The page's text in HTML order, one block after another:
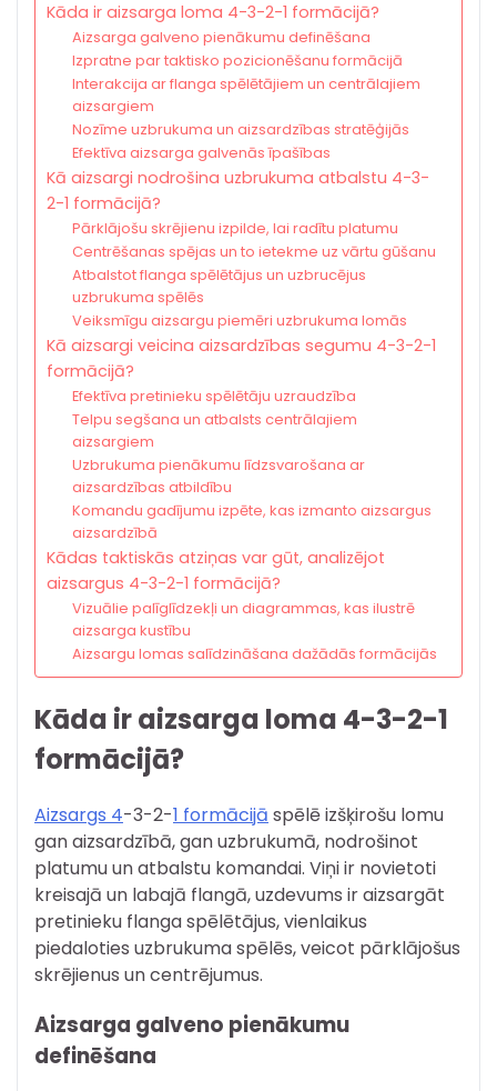
Kāda ir aizsarga loma 4-3-2-1 formācijā?
Aizsarga galveno pienākumu definēšana
Izpratne par taktisko pozicionēšanu formācijā
Interakcija ar flanga spēlētājiem un centrālajiem
aizsargiem
Nozīme uzbrukuma un aizsardzības stratēģijās
Efektīva aizsarga galvenās īpašības
Kā aizsargi nodrošina uzbrukuma atbalstu 4-3-
2-1 formācijā?
Pārklājošu skrējienu izpilde, lai radītu platumu
Centrēšanas spējas un to ietekme uz vārtu gūšanu
Atbalstot flanga spēlētājus un uzbrucējus
uzbrukuma spēlēs
Veiksmīgu aizsargu piemēri uzbrukuma lomās
Kā aizsargi veicina aizsardzības segumu 4-3-2-1
formācijā?
Efektīva pretinieku spēlētāju uzraudzība
Telpu segšana un atbalsts centrālajiem
aizsargiem
Uzbrukuma pienākumu līdzsvarošana ar
aizsardzības atbildību
Komandu gadījumu izpēte, kas izmanto aizsargus
aizsardzībā
Kādas taktiskās atziņas var gūt, analizējot
aizsargus 4-3-2-1 formācijā?
Vizuālie palīglīdzekļi un diagrammas, kas ilustrē
aizsarga kustību
Aizsargu lomas salīdzināšana dažādās formācijās
Kāda ir aizsarga loma 4-3-2-1
formācijā?
Aizsargs 4-3-2-1 formācijā spēlē izšķirošu lomu
gan aizsardzībā, gan uzbrukumā, nodrošinot
platumu un atbalstu komandai. Viņi ir novietoti
kreisajā un labajā flangā, uzdevums ir aizsargāt
pretinieku flanga spēlētājus, vienlaikus
piedaloties uzbrukuma spēlēs, veicot pārklājošus
skrējienus un centrējumus.
Aizsarga galveno pienākumu
definēšana